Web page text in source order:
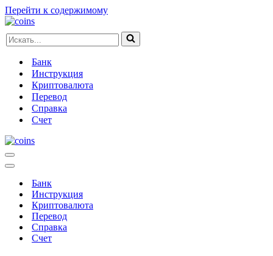
Перейти к содержимому
Искать...
Банк
Инструкция
Криптовалюта
Перевод
Справка
Счет
Меню
навигации
Меню
навигацииБанк
Инструкция
Криптовалюта
Перевод
Справка
Счет